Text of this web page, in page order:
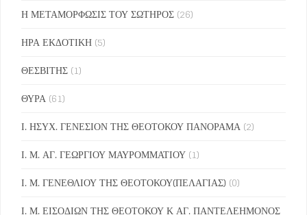
Η ΜΕΤΑΜΟΡΦΩΣΙΣ ΤΟΥ ΣΩΤΗΡΟΣ (26)
ΗΡΑ ΕΚΔΟΤΙΚΗ (5)
ΘΕΣΒΙΤΗΣ (1)
ΘΥΡΑ (61)
Ι. ΗΣΥΧ. ΓΕΝΕΣΙΟΝ ΤΗΣ ΘΕΟΤΟΚΟΥ ΠΑΝΟΡΑΜΑ (2)
Ι. Μ. ΑΓ. ΓΕΩΡΓΙΟΥ ΜΑΥΡΟΜΜΑΤΙΟΥ (1)
Ι. Μ. ΓΕΝΕΘΛΙΟΥ ΤΗΣ ΘΕΟΤΟΚΟΥ(ΠΕΛΑΓΙΑΣ) (0)
Ι. Μ. ΕΙΣΟΔΙΩΝ ΤΗΣ ΘΕΟΤΟΚΟΥ Κ ΑΓ. ΠΑΝΤΕΛΕΗΜΟΝΟΣ